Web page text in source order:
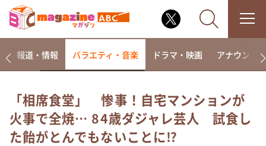
なるみ・岡村の過ぎるTV
相席食堂
報道・情報 バラエティ・音楽 ドラマ・映画 アナウンサー
「相席食堂」 惨事！自宅マンションが
火事で全焼… 84歳ダジャレ芸人 試食し
た飴がとんでもないことに⁉︎